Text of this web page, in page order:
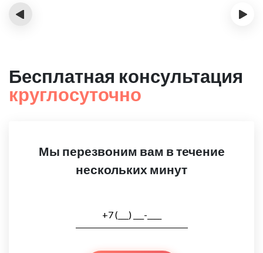
‹ ›
Бесплатная консультация
круглосуточно
Мы перезвоним вам в течение
нескольких минут